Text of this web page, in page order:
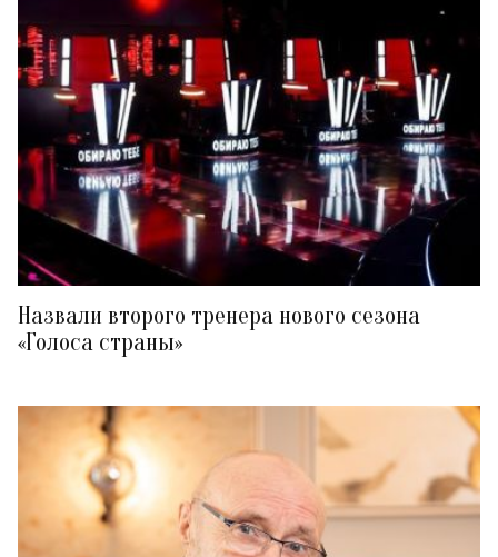
Назвали второго тренера нового сезона
«Голоса страны»